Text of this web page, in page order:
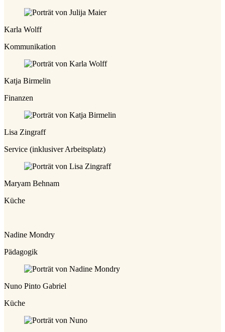
Karla Wolff
Kommunikation
Katja Birmelin
Finanzen
Lisa Zingraff
Service (inklusiver Arbeitsplatz)
Maryam Behnam
Küche
Nadine Mondry
Pädagogik
Nuno Pinto Gabriel
Küche